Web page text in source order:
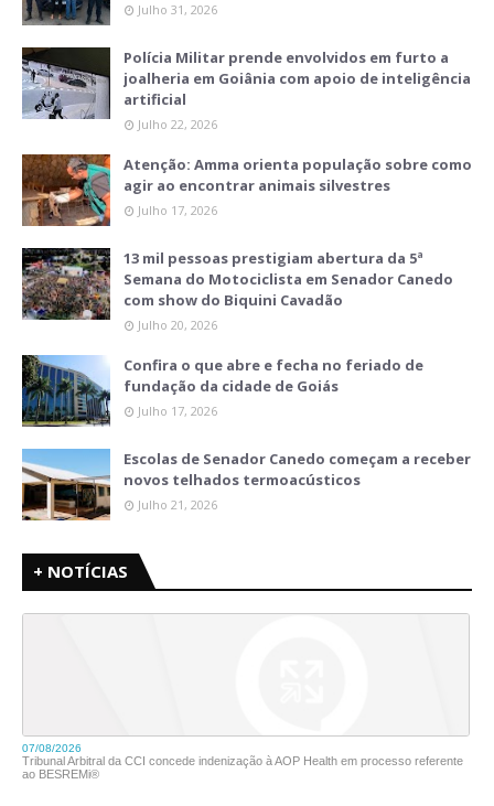
Julho 31, 2026
Polícia Militar prende envolvidos em furto a
joalheria em Goiânia com apoio de inteligência
artificial
Julho 22, 2026
Atenção: Amma orienta população sobre como
agir ao encontrar animais silvestres
Julho 17, 2026
13 mil pessoas prestigiam abertura da 5ª
Semana do Motociclista em Senador Canedo
com show do Biquini Cavadão
Julho 20, 2026
Confira o que abre e fecha no feriado de
fundação da cidade de Goiás
Julho 17, 2026
Escolas de Senador Canedo começam a receber
novos telhados termoacústicos
Julho 21, 2026
+ NOTÍCIAS